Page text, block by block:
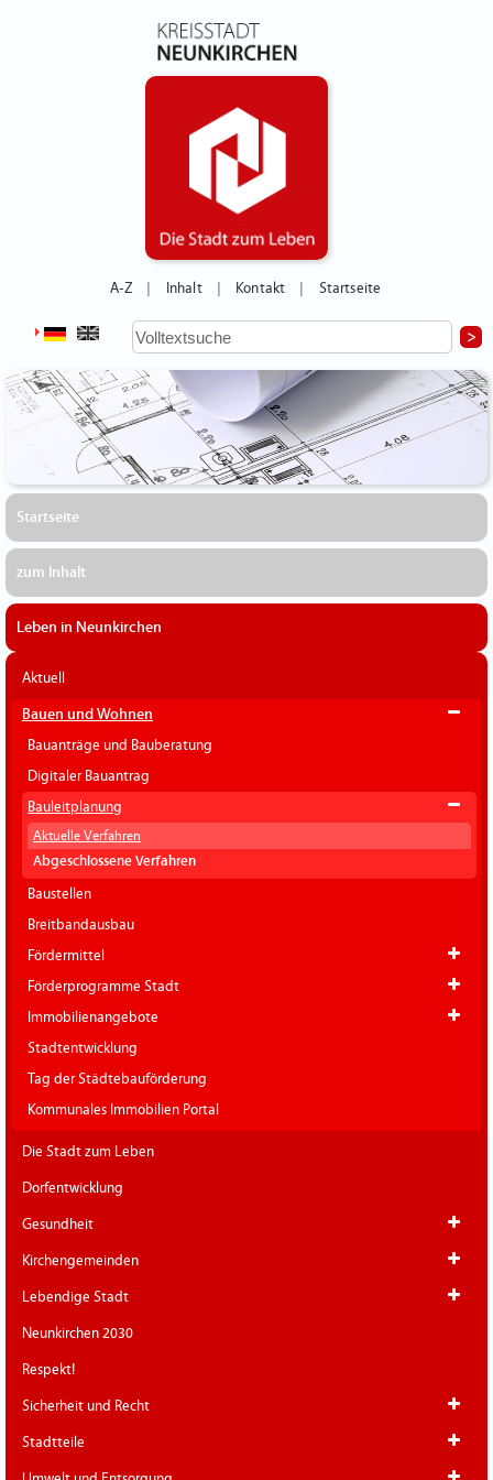
A-Z Inhalt Kontakt Startseite
Startseite
zum Inhalt
Leben in Neunkirchen
Aktuell
Bauen und Wohnen
Bauanträge und Bauberatung
Digitaler Bauantrag
Bauleitplanung
Aktuelle Verfahren
Abgeschlossene Verfahren
Baustellen
Breitbandausbau
Fördermittel
Förderprogramme Stadt
Immobilienangebote
Stadtentwicklung
Tag der Städtebauförderung
Kommunales Immobilien Portal
Die Stadt zum Leben
Dorfentwicklung
Gesundheit
Kirchengemeinden
Lebendige Stadt
Neunkirchen 2030
Respekt!
Sicherheit und Recht
Stadtteile